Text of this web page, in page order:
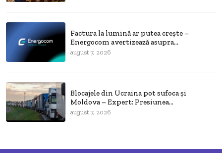
Factura la lumină ar putea crește –
Energocom avertizează asupra...
august 7, 2026
Blocajele din Ucraina pot sufoca și
Moldova – Expert: Presiunea...
august 7, 2026